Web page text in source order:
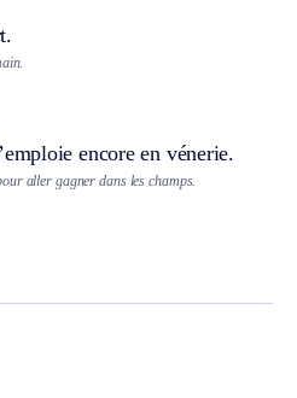
encore en vénerie.
aller gagner dans les champs.